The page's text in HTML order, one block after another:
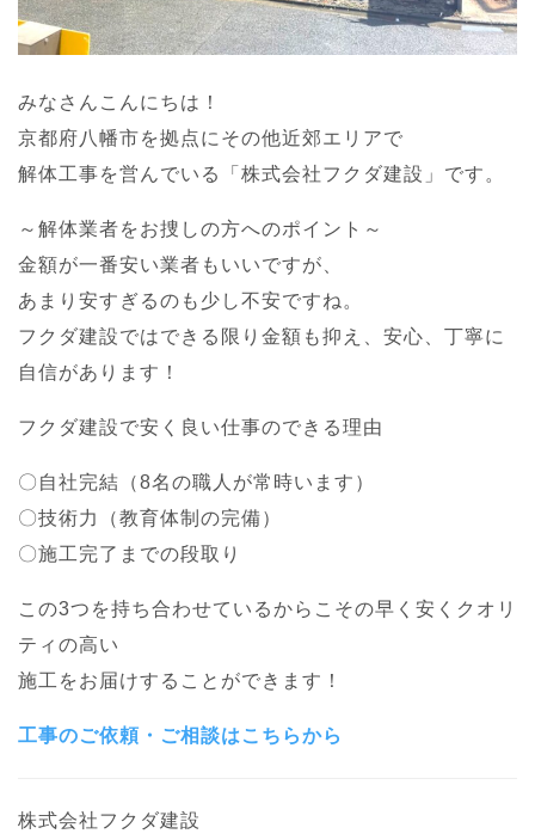
みなさんこんにちは！
京都府八幡市を拠点にその他近郊エリアで
解体工事を営んでいる「株式会社フクダ建設」です。
～解体業者をお捜しの方へのポイント～
金額が一番安い業者もいいですが、
あまり安すぎるのも少し不安ですね。
フクダ建設ではできる限り金額も抑え、安心、丁寧に
自信があります！
フクダ建設で安く良い仕事のできる理由
〇自社完結（8名の職人が常時います）
〇技術力（教育体制の完備）
〇施工完了までの段取り
この3つを持ち合わせているからこその早く安くクオリ
ティの高い
施工をお届けすることができます！
工事のご依頼・ご相談はこちらから
株式会社フクダ建設